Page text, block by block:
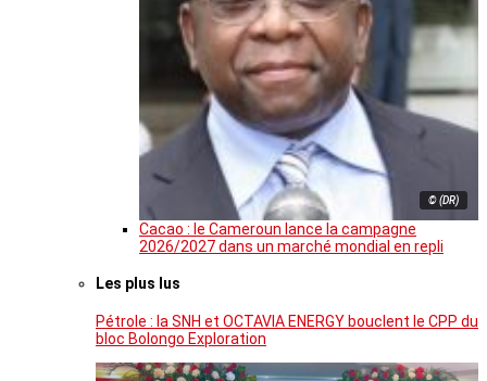
© (DR)
Cacao : le Cameroun lance la campagne
2026/2027 dans un marché mondial en repli
Les plus lus
Pétrole : la SNH et OCTAVIA ENERGY bouclent le CPP du
bloc Bolongo Exploration